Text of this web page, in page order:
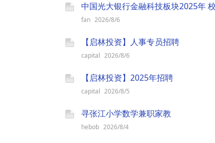
中国光大银行金融科技板块2025年
fan 2026/8/6
【启林投资】人事专员招聘
capital 2026/8/6
【启林投资】2025年招聘
capital 2026/8/5
寻张江小学数学兼职家教
hebob 2026/8/4